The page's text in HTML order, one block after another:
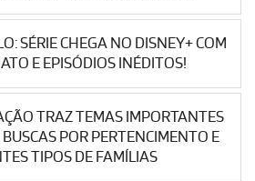
SÉRIE CHEGA NO DISNEY+ COM
E EPISÓDIOS INÉDITOS!
TRAZ TEMAS IMPORTANTES
POR PERTENCIMENTO E
TIPOS DE FAMÍLIAS